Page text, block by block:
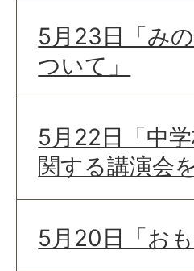
5月23日「み
ついて」
5月22日「中
関する講演会
5月20日「お